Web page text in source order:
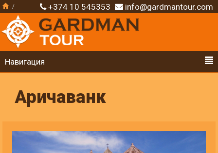
+374 10 545353 info@gardmantour.com
Навигация
Аричаванк